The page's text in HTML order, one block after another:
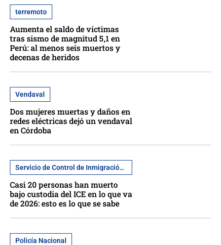
terremoto
Aumenta el saldo de víctimas
tras sismo de magnitud 5,1 en
Perú: al menos seis muertos y
decenas de heridos
Vendaval
Dos mujeres muertas y daños en
redes eléctricas dejó un vendaval
en Córdoba
Servicio de Control de Inmigración y Aduanas
Casi 20 personas han muerto
bajo custodia del ICE en lo que va
de 2026: esto es lo que se sabe
Policía Nacional